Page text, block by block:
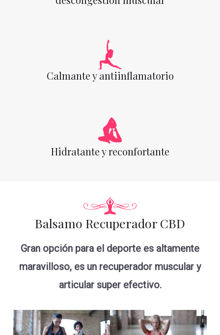
Calmante y antiinflamatorio
Hidratante y reconfortante
Balsamo Recuperador CBD
Gran opción para el deporte es altamente
maravilloso, es un recuperador muscular y
articular super efectivo.